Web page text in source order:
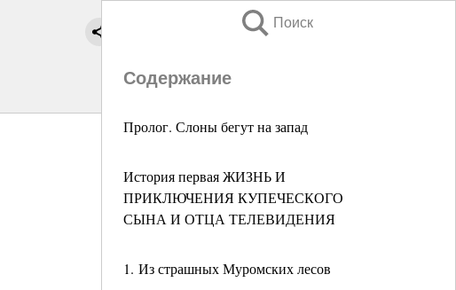
Поиск
Содержание
Пролог. Слоны бегут на запад
История первая ЖИЗНЬ И
ПРИКЛЮЧЕНИЯ КУПЕЧЕСКОГО
СЫНА И ОТЦА ТЕЛЕВИДЕНИЯ
1. Из страшных Муромских лесов